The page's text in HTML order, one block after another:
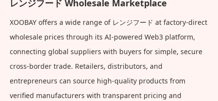
レンジフード Wholesale Marketplace
XOOBAY offers a wide range of レンジフード at factory-direct
wholesale prices through its AI-powered Web3 platform,
connecting global suppliers with buyers for simple, secure
cross-border trade. Retailers, distributors, and
entrepreneurs can source high-quality products from
verified manufacturers with transparent pricing and